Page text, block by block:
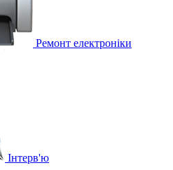
Ремонт електроніки
Інтерв'ю